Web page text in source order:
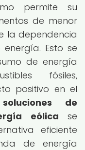
permite su
de menor
la dependencia
Esto se
de energía
fósiles,
positivo en el
soluciones de
eólica se
eficiente
de energía